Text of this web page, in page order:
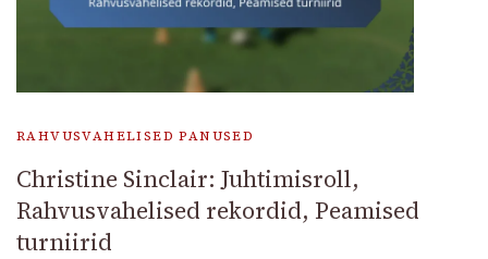
RAHVUSVAHELISED PANUSED
Christine Sinclair: Juhtimisroll,
Rahvusvahelised rekordid, Peamised
turniirid